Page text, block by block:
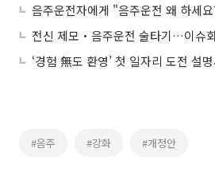
음주운전자에게 "음주운전 왜 하세
‘경험 無도 환영’ 첫 일자리 도전 설
#음주 #강화 #개정안